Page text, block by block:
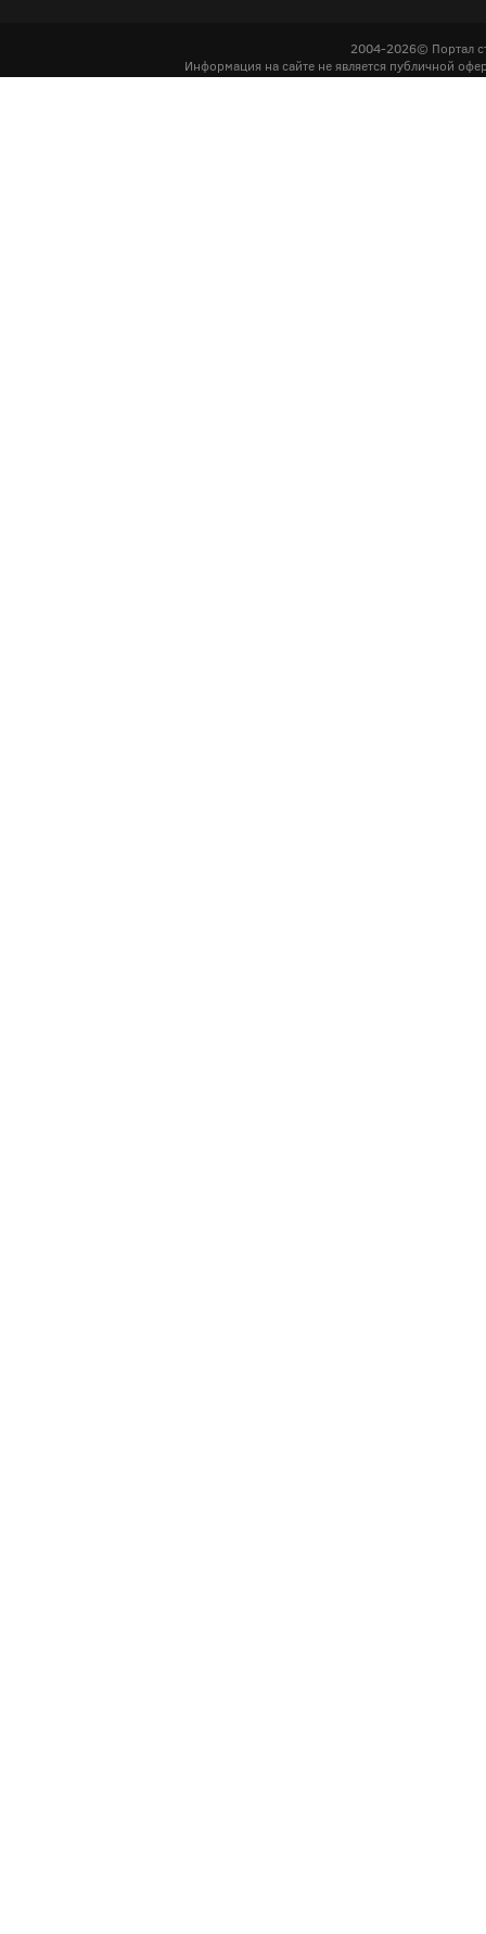
2004-2026© Портал
Информация на сайте не является публичной